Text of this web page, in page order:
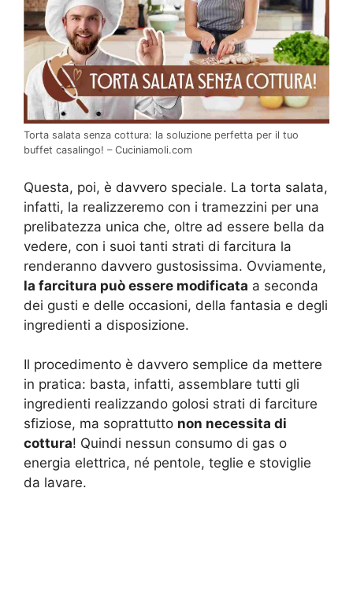
Torta salata senza cottura: la soluzione perfetta per il tuo
buffet casalingo! – Cuciniamoli.com
Questa, poi, è davvero speciale. La torta salata,
infatti, la realizzeremo con i tramezzini per una
prelibatezza unica che, oltre ad essere bella da
vedere, con i suoi tanti strati di farcitura la
renderanno davvero gustosissima. Ovviamente,
la farcitura può essere modificata a seconda
dei gusti e delle occasioni, della fantasia e degli
ingredienti a disposizione.
Il procedimento è davvero semplice da mettere
in pratica: basta, infatti, assemblare tutti gli
ingredienti realizzando golosi strati di farciture
sfiziose, ma soprattutto non necessita di
cottura! Quindi nessun consumo di gas o
energia elettrica, né pentole, teglie e stoviglie
da lavare.